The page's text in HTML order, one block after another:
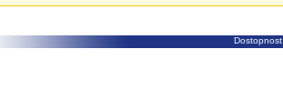
Dostopnost